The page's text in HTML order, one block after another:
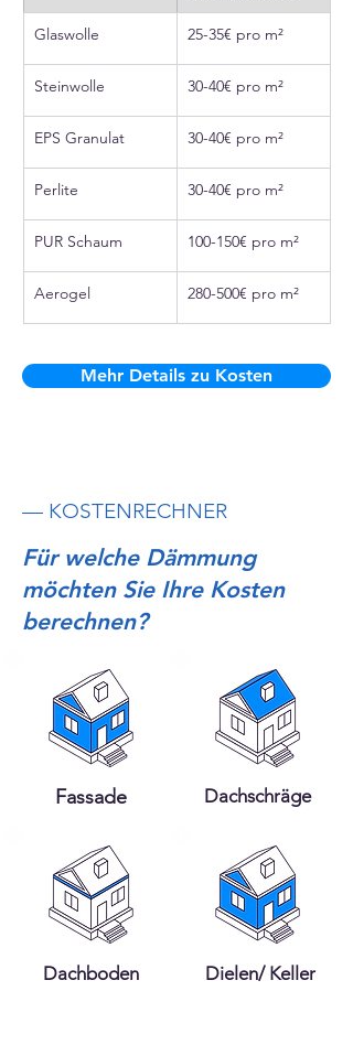
Glaswolle 25-35€ pro m²
Steinwolle 30-40€ pro m²
EPS Granulat 30-40€ pro m²
Perlite 30-40€ pro m²
PUR Schaum 100-150€ pro m²
Aerogel 280-500€ pro m²
Mehr Details zu Kosten
— KOSTENRECHNER
Für welche Dämmung
möchten Sie Ihre Kosten
berechnen?
Fassade Dachschräge
Dachboden Dielen/ Keller